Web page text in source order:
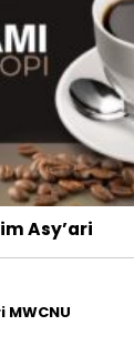
Asy’ari
MWCNU